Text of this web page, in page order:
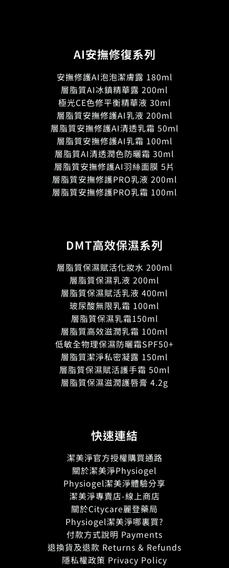
AI安撫修復系列
安撫修護AI泡泡潔膚露 180ml
層脂質AI冰鎮精華露 200ml
極光CE色修平衡精華液 30ml
層脂質安撫修護AI乳液 200ml
層脂質安撫修護AI清透乳霜 50ml
層脂質安撫修護AI乳霜 100ml
層脂質AI清透潤色防曬霜 30ml
層脂質安撫修護AI羽絲面膜 5片
層脂質安撫修護PRO乳液 200ml
層脂質安撫修護PRO乳霜 100ml
DMT高效保濕系列
層脂質保濕賦活化妝水 200ml
層脂質保濕乳液 200ml
層脂質保濕賦活乳液 400ml
玻尿酸無限乳霜 100ml
層脂質保濕乳霜150ml
層脂質高效滋潤乳霜 100ml
低敏全物理保濕防曬霜SPF50+
層脂質潔淨私密凝露 150ml
層脂質保濕賦活護手霜 50ml
層脂質保濕滋潤護唇膏 4.2g
快速連結
潔美淨官方授權購買通路
關於潔美淨Physiogel
Physiogel潔美淨體驗分享
潔美淨專賣店-線上商店
關於Citycare麗登藥局
Physiogel潔美淨哪裏買?
付款方式說明 Payments
退換貨及退款 Returns & Refunds
隱私權政策 Privacy Policy